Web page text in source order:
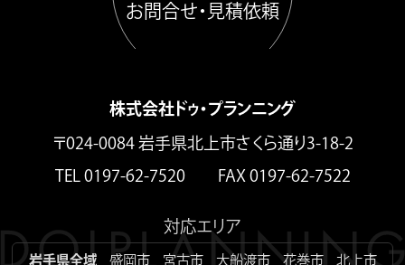
お問合せ・見積依頼
株式会社ドゥ・プランニング
〒024-0084 岩手県北上市さくら通り3-18-2
TEL 0197-62-7520 FAX 0197-62-7522
対応エリア
岩手県全域 盛岡市 宮古市 大船渡市 花巻市
北上市